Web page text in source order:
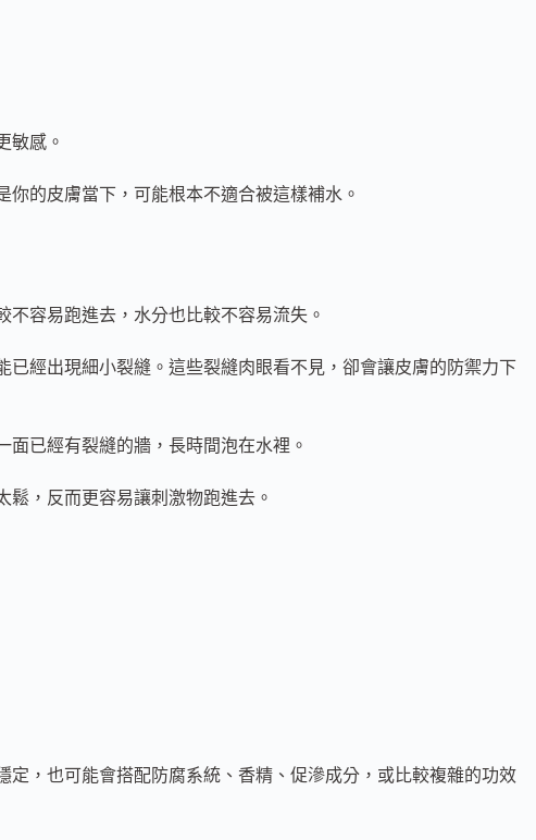
敏感。
的皮膚當下，可能根本不適合被這樣補水。
容易跑進去，水分也比較不容易流失。
經出現細小裂縫。這些裂縫肉眼看不見，卻會讓皮膚的防禦力下
已經有裂縫的牆，長時間泡在水裡。
，反而更容易讓刺激物跑進去。
，也可能會搭配防腐系統、香精、促滲成分，或比較複雜的功效